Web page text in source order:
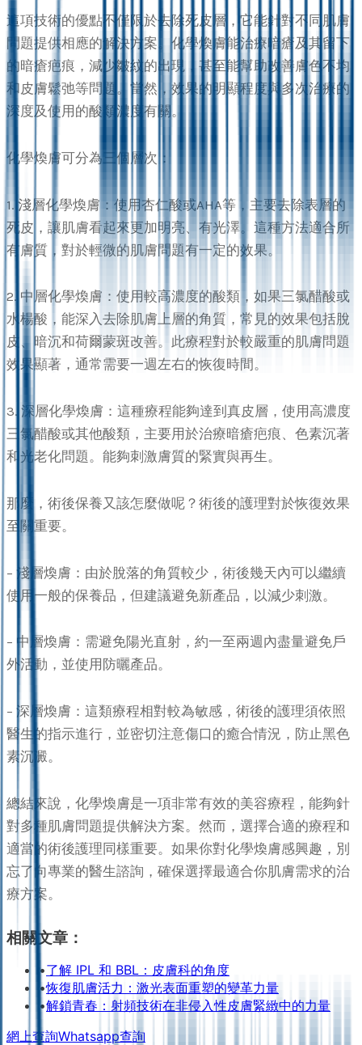
這項技術的優點不僅限於去除死皮層，它能針對不同肌膚
問題提供相應的解決方案。化學煥膚能治療暗瘡及其留下
的暗瘡疤痕，減少皺紋的出現，甚至能幫助改善膚色不均
和皮膚鬆弛等問題。當然，效果的明顯程度與多次治療的
深度及使用的酸類濃度有關。
化學煥膚可分為三個層次：
1. 淺層化學煥膚：使用杏仁酸或AHA等，主要去除表層的
死皮，讓肌膚看起來更加明亮、有光澤。這種方法適合所
有膚質，對於輕微的肌膚問題有一定的效果。
2. 中層化學煥膚：使用較高濃度的酸類，如果三氯醋酸或
水楊酸，能深入去除肌膚上層的角質，常見的效果包括脫
皮、暗沉和荷爾蒙斑改善。此療程對於較嚴重的肌膚問題
效果顯著，通常需要一週左右的恢復時間。
3. 深層化學煥膚：這種療程能夠達到真皮層，使用高濃度
三氯醋酸或其他酸類，主要用於治療暗瘡疤痕、色素沉著
和光老化問題。能夠刺激膚質的緊實與再生。
那麼，術後保養又該怎麼做呢？術後的護理對於恢復效果
至關重要。
– 淺層煥膚：由於脫落的角質較少，術後幾天內可以繼續
使用一般的保養品，但建議避免新產品，以減少刺激。
– 中層煥膚：需避免陽光直射，約一至兩週內盡量避免戶
外活動，並使用防曬產品。
– 深層煥膚：這類療程相對較為敏感，術後的護理須依照
醫生的指示進行，並密切注意傷口的癒合情況，防止黑色
素沉澱。
總結來說，化學煥膚是一項非常有效的美容療程，能夠針
對多種肌膚問題提供解決方案。然而，選擇合適的療程和
適當的術後護理同樣重要。如果你對化學煥膚感興趣，別
忘了向專業的醫生諮詢，確保選擇最適合你肌膚需求的治
療方案。
相關文章：
•了解 IPL 和 BBL：皮膚科的角度
•恢復肌膚活力：激光表面重塑的變革力量
•解鎖青春：射頻技術在非侵入性皮膚緊緻中的力量
網上查詢Whatsapp查詢